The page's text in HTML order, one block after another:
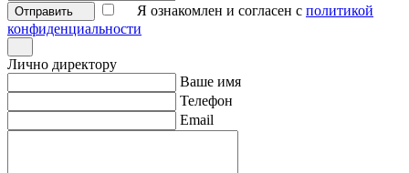
Отправить Я ознакомлен и согласен с политикой
конфиденциальности
Лично директору
Ваше имя
Телефон
Email